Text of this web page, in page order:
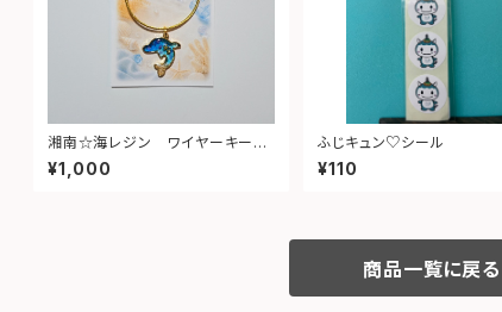
湘南☆海レジン ワイヤーキーホ
ルダー（イルカ）④
¥1,000
ふじキュン♡シール
¥110
商品一覧に戻る